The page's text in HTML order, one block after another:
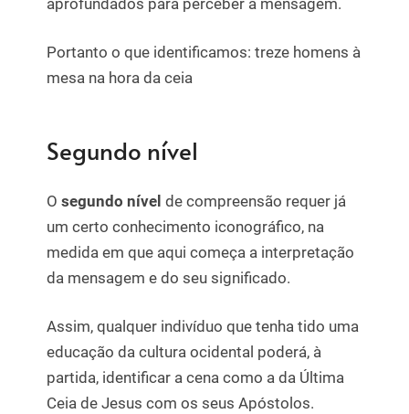
Portanto o que identificamos: treze homens à
mesa na hora da ceia
Segundo nível
O segundo nível de compreensão requer já
um certo conhecimento iconográfico, na
medida em que aqui começa a interpretação
da mensagem e do seu significado.
Assim, qualquer indivíduo que tenha tido uma
educação da cultura ocidental poderá, à
partida, identificar a cena como a da Última
Ceia de Jesus com os seus Apóstolos.